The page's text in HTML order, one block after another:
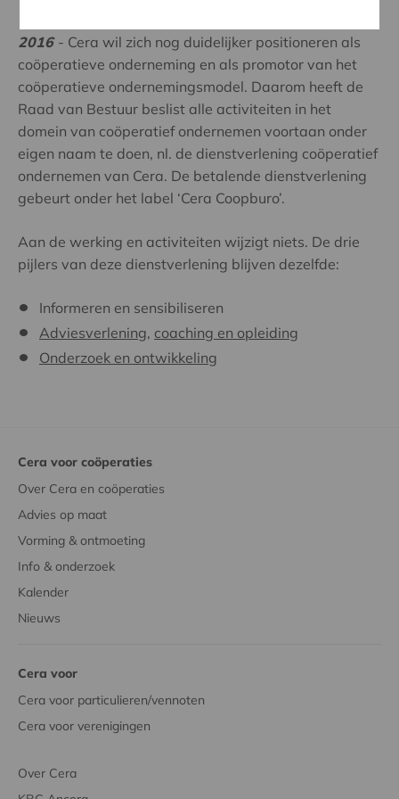
2016 - Cera wil zich nog duidelijker positioneren als
coöperatieve onderneming en als promotor van het
coöperatieve ondernemingsmodel. Daarom heeft de
Raad van Bestuur beslist alle activiteiten in het
domein van coöperatief ondernemen voortaan onder
eigen naam te doen, nl. de dienstverlening coöperatief
ondernemen van Cera. De betalende dienstverlening
gebeurt onder het label ‘Cera Coopburo’.
Aan de werking en activiteiten wijzigt niets. De drie
pijlers van deze dienstverlening blijven dezelfde:
Informeren en sensibiliseren
Adviesverlening, coaching en opleiding
Onderzoek en ontwikkeling
Cera voor coöperaties
Over Cera en coöperaties
Advies op maat
Vorming & ontmoeting
Info & onderzoek
Kalender
Nieuws
Cera voor
Cera voor particulieren/vennoten
Cera voor verenigingen
Over Cera